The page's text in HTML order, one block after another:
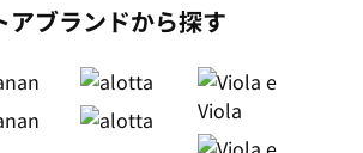
アブランドから探す